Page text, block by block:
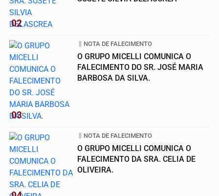
02
03
NOTA DE FALECIMENTO
O GRUPO MICELLI COMUNICA O
FALECIMENTO DO SR. JOSÉ MARIA
BARBOSA DA SILVA.
NOTA DE FALECIMENTO
O GRUPO MICELLI COMUNICA O
FALECIMENTO DA SRA. CELIA DE
OLIVEIRA.